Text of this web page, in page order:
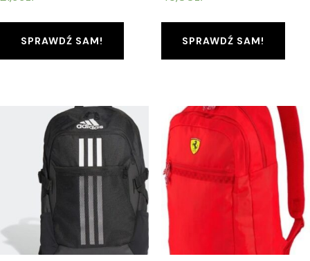
SPRAWDŹ SAM! SPRAWDŹ SAM!